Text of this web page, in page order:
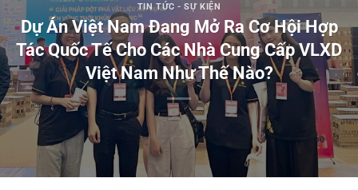
TIN TỨC - SỰ KIỆN
Dự Án Việt Nam Đang Mở Ra Cơ Hội Hợp
Tác Quốc Tế Cho Các Nhà Cung Cấp VLXD
Việt Nam Như Thế Nào?